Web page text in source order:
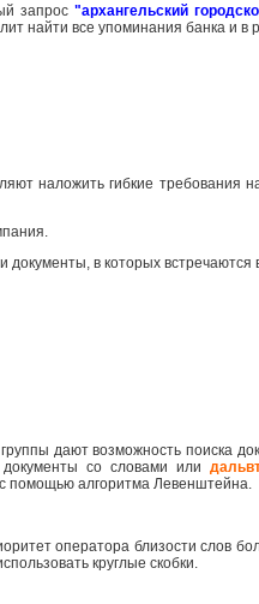
запрос"архангельский
найти все упоминания банка и в
наложить гибкие требования
документы, в которых
дают возможность поиска
со словами или
помощью алгоритма Левенштейна.
оператора близости слов
круглые скобки.